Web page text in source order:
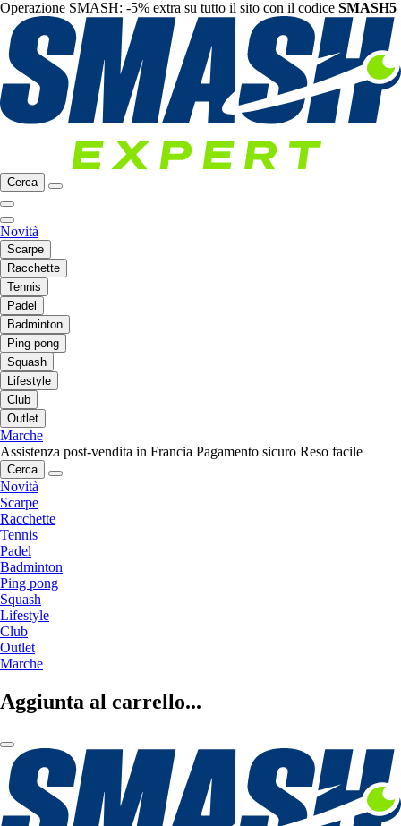
Operazione SMASH: -5% extra su tutto il sito con il codice SMASH5
Cerca
Novità
Scarpe
Racchette
Tennis
Padel
Badminton
Ping pong
Squash
Lifestyle
Club
Outlet
Marche
Assistenza post-vendita in Francia Pagamento sicuro Reso facile
Cerca
Novità
Scarpe
Racchette
Tennis
Padel
Badminton
Ping pong
Squash
Lifestyle
Club
Outlet
Marche
Aggiunta al carrello...